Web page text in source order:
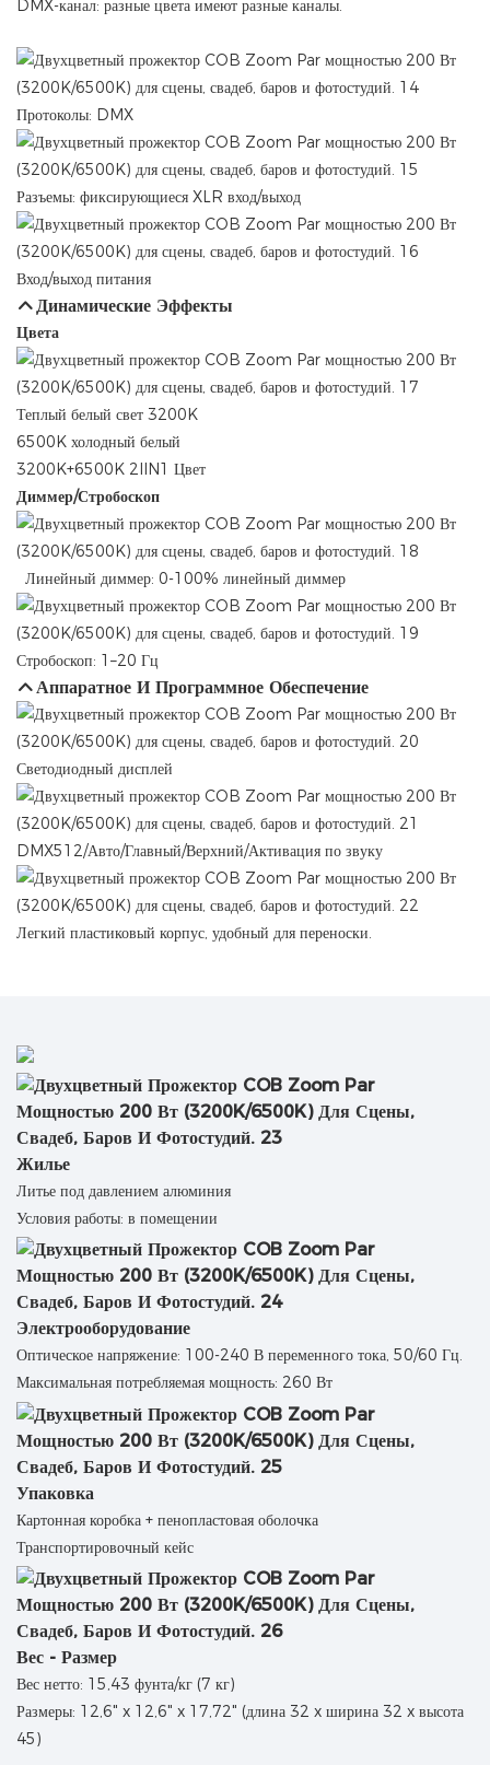
DMX-канал: разные цвета имеют разные каналы.
Протоколы: DMX
Разъемы: фиксирующиеся XLR вход/выход
Вход/выход питания
Динамические Эффекты
Цвета
Теплый белый свет 3200K
6500K холодный белый
3200K+6500K 2IIN1 Цвет
Диммер/Стробоскоп
Линейный диммер: 0-100% линейный диммер
Стробоскоп: 1–20 Гц
Аппаратное И Программное Обеспечение
Светодиодный дисплей
DMX512/Авто/Главный/Верхний/Активация по звуку
Легкий пластиковый корпус, удобный для переноски.
Жилье
Литье под давлением алюминия
Условия работы: в помещении
Электрооборудование
Оптическое напряжение: 100-240 В переменного тока, 50/60 Гц.
Максимальная потребляемая мощность: 260 Вт
Упаковка
Картонная коробка + пенопластовая оболочка
Транспортировочный кейс
Вес - Размер
Вес нетто: 15,43 фунта/кг (7 кг)
Размеры: 12,6" x 12,6" x 17,72" (длина 32 x ширина 32 x высота
45)